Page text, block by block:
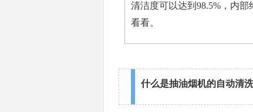
清洁度可以达到98.5%，内
看看。
什么是抽油烟机的自动清